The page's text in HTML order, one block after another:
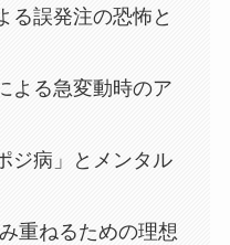
る誤発注の恐怖と
よる急変動時のア
ジ病」とメンタル
重ねるための理想